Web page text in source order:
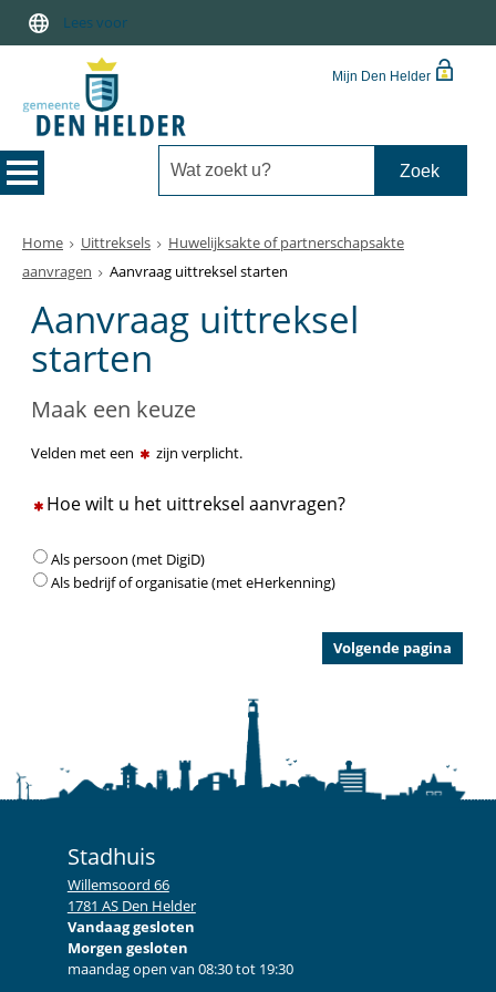
Lees voor
Mijn Den Helder
Home Uittreksels
Huwelijksakte of partnerschapsakte
aanvragen
Aanvraag uittreksel starten
Aanvraag uittreksel
starten
Maak een keuze
Velden met een zijn verplicht.
Hoe wilt u het uittreksel aanvragen?
Als persoon (met DigiD)
Als bedrijf of organisatie (met eHerkenning)
Stadhuis
Willemsoord 66
1781 AS Den Helder
Vandaag gesloten
Morgen gesloten
maandag open van 08:30 tot 19:30